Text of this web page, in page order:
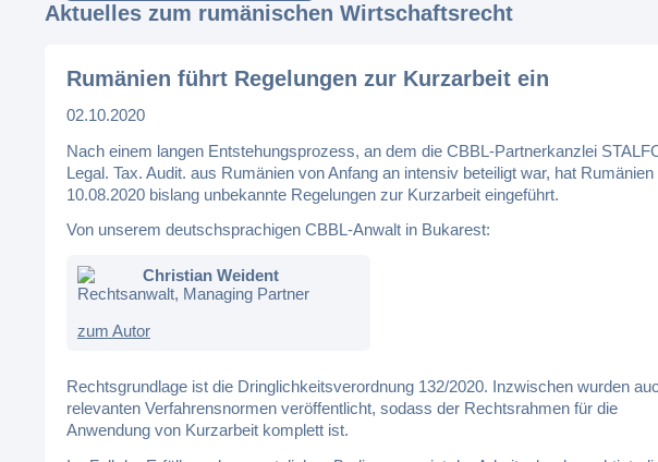
Aktuelles zum rumänischen Wirtschaftsrecht
Rumänien führt Regelungen zur Kurzarbeit ein
02.10.2020
Nach einem langen Entstehungsprozess, an dem die CBBL-Partnerkanzlei
Legal. Tax. Audit. aus Rumänien von Anfang an intensiv beteiligt war, hat Rumänien
10.08.2020 bislang unbekannte Regelungen zur Kurzarbeit eingeführt.
Von unserem deutschsprachigen CBBL-Anwalt in Bukarest:
Christian Weident
Rechtsanwalt, Managing Partner
zum Autor
Rechtsgrundlage ist die Dringlichkeitsverordnung 132/2020. Inzwischen wurden
relevanten Verfahrensnormen veröffentlicht, sodass der Rechtsrahmen für die
Anwendung von Kurzarbeit komplett ist.